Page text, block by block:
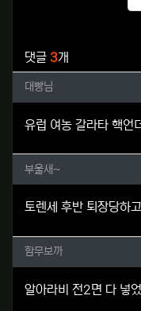
댓글 3개
대빵님님의 댓
대빵님
유럽 여농 갈라타 핵언
부울새~님의
부울새~
토렌세 후반 퇴장당하
함무보까님의
함무보까
알아라비 전2면 다 넣